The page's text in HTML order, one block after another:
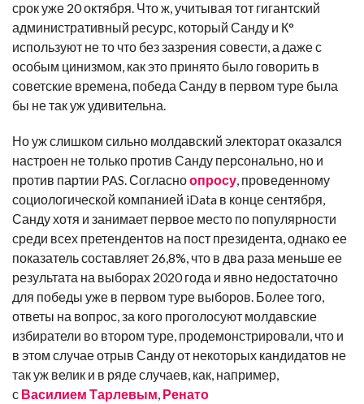
срок уже 20 октября. Что ж, учитывая тот гигантский
административный ресурс, который Санду и К°
используют не то что без зазрения совести, а даже с
особым цинизмом, как это принято было говорить в
советские времена, победа Санду в первом туре была
бы не так уж удивительна.
Но уж слишком сильно молдавский электорат оказался
настроен не только против Санду персонально, но и
против партии PAS. Согласноопросу , проведенному
социологической компанией iData в конце сентября,
Санду хотя и занимает первое место по популярности
среди всех претендентов на пост президента, однако ее
показатель составляет 26,8%, что в два раза меньше ее
результата на выборах 2020 года и явно недостаточно
для победы уже в первом туре выборов. Более того,
ответы на вопрос, за кого проголосуют молдавские
избиратели во втором туре, продемонстрировали, что и
в этом случае отрыв Санду от некоторых кандидатов не
так уж велик и в ряде случаев, как, например,
с Василием Тарлевым Ренато